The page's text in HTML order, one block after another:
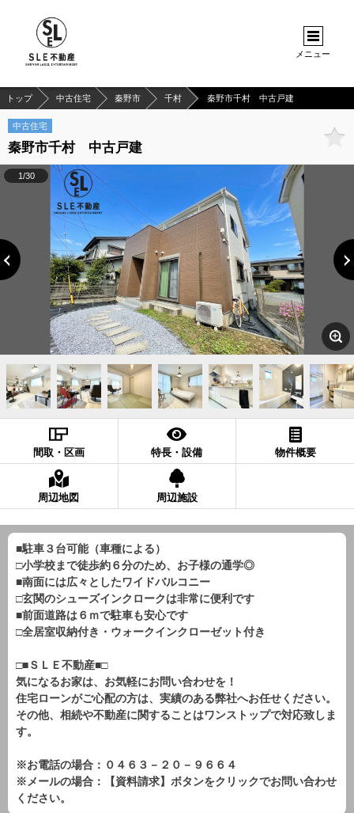
メニュー
トップ 中古住宅 秦野市 千村 秦野市千村 中古戸建
中古住宅
秦野市千村 中古戸建
1/30
間取・区画 特長・設備 物件概要
周辺地図 周辺施設
■駐車３台可能（車種による）
□小学校まで徒歩約６分のため、お子様の通学◎
■南面には広々としたワイドバルコニー
□玄関のシューズインクロークは非常に便利です
■前面道路は６ｍで駐車も安心です
□全居室収納付き・ウォークインクローゼット付き
□■ＳＬＥ不動産■□
気になるお家は、お気軽にお問い合わせを！
住宅ローンがご心配の方は、実績のある弊社へお任せください。
その他、相続や不動産に関することはワンストップで対応致しま
す。
※お電話の場合：０４６３－２０－９６６４
※メールの場合：【資料請求】ボタンをクリックでお問い合わせ
ください。